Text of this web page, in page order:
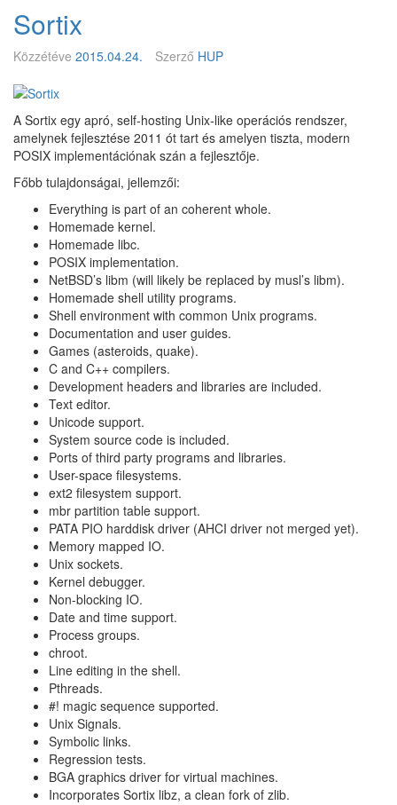
8
6
.
z
ó
d
–
u
s
i
n
e
s
s
a
s
U
s
u
a
l
Sortix
Közzétéve 2015.04.24. Szerző HUP
A Sortix egy apró, self-hosting Unix-like operációs rendszer,
amelynek fejlesztése 2011 ót tart és amelyen tiszta, modern
POSIX implementációnak szán a fejlesztője.
Főbb tulajdonságai, jellemzői:
Everything is part of an coherent whole.
Homemade kernel.
Homemade libc.
POSIX implementation.
NetBSD’s libm (will likely be replaced by musl’s libm).
Homemade shell utility programs.
Shell environment with common Unix programs.
Documentation and user guides.
Games (asteroids, quake).
C and C++ compilers.
Development headers and libraries are included.
Text editor.
Unicode support.
System source code is included.
Ports of third party programs and libraries.
User-space filesystems.
ext2 filesystem support.
mbr partition table support.
PATA PIO harddisk driver (AHCI driver not merged yet).
Memory mapped IO.
Unix sockets.
Kernel debugger.
Non-blocking IO.
Date and time support.
Process groups.
chroot.
Line editing in the shell.
Pthreads.
#! magic sequence supported.
Unix Signals.
Symbolic links.
Regression tests.
BGA graphics driver for virtual machines.
Incorporates Sortix libz, a clean fork of zlib.